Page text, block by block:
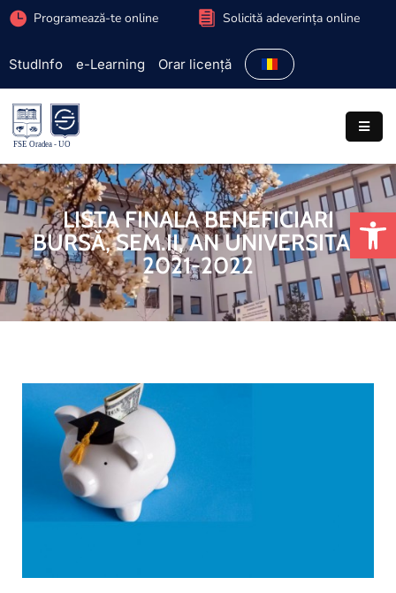
Programează-te online Solicită adeverința online
StudInfo e-Learning Orar licență
Admitere
studiu
Studenți
Cercetare
Internațional
proiecte
LISTA FINALA BENEFICIARI
BURSĂ, SEM.II, AN UNIVERSITAR
2021-2022